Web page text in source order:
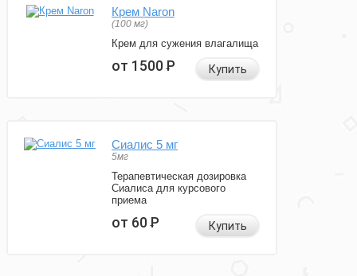
Крем Naron
(100 мг)
Крем для сужения влагалища
от 1500Р Купить
Сиалис 5 мг
5мг
Терапевтическая дозировка
Сиалиса для курсового
приема
от 60Р Купить